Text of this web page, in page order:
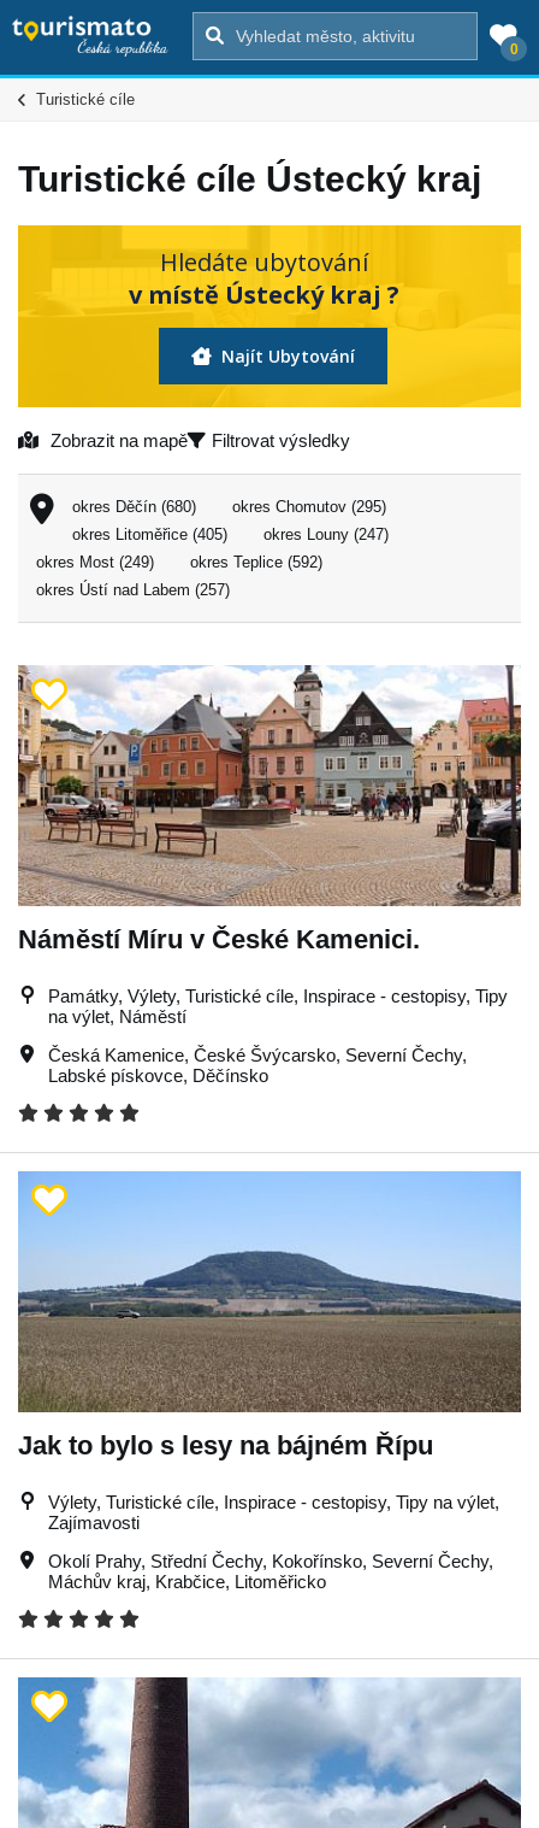
0
Turistické cíle
Turistické cíle Ústecký kraj
Hledáte ubytování
v místě Ústecký kraj ?
Najít Ubytování
Zobrazit na mapě Filtrovat výsledky
okres Děčín (680)
okres Chomutov (295)
okres Litoměřice (405)
okres Louny (247)
okres Most (249)
okres Teplice (592)
okres Ústí nad Labem (257)
Náměstí Míru v České Kamenici.
Památky, Výlety, Turistické cíle, Inspirace - cestopisy, Tipy
na výlet, Náměstí
Česká Kamenice, České Švýcarsko, Severní Čechy,
Labské pískovce, Děčínsko
Jak to bylo s lesy na bájném Řípu
Výlety, Turistické cíle, Inspirace - cestopisy, Tipy na výlet,
Zajímavosti
Okolí Prahy, Střední Čechy, Kokořínsko, Severní Čechy,
Máchův kraj, Krabčice, Litoměřicko